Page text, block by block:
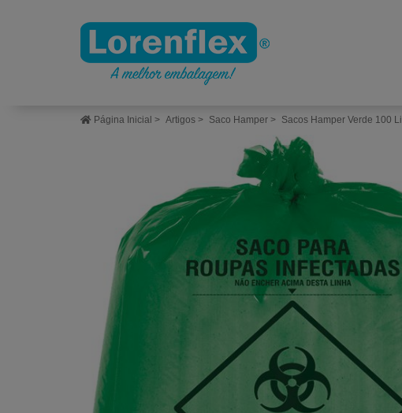
Página Inicial > Artigos > Saco Hamper > Sacos Hamper Verde 100